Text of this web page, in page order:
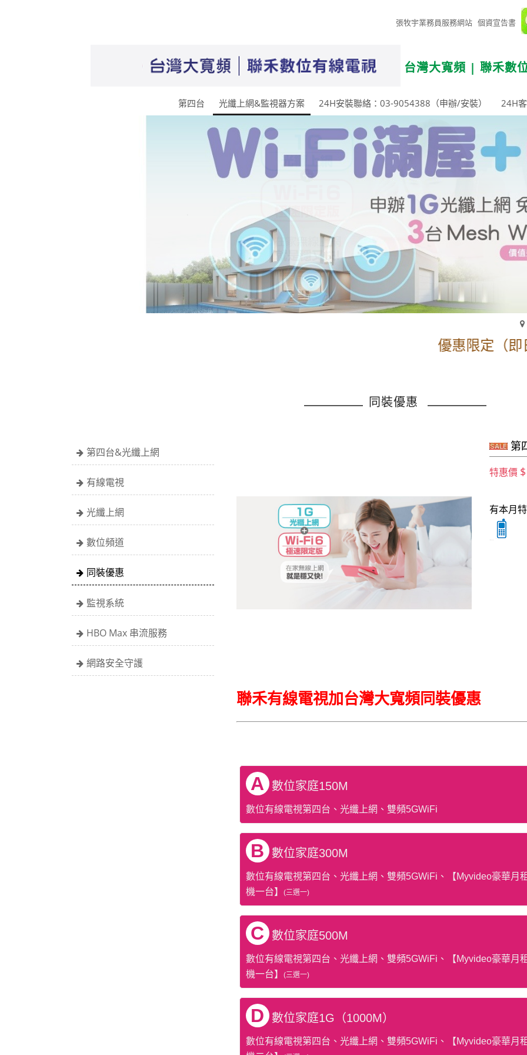
張牧宇業務員服務網站 個資宣告書
台灣大寬頻 | 聯禾數
第四台 光纖上網&監視器方案 24H安裝聯絡：03-9054388（申辦/安裝） 24H
優惠限定（即日
同裝優惠
第四台&光纖上網
有線電視
光纖上網
數位頻道
同裝優惠
監視系統
HBO Max 串流服務
網路安全守護
第
特惠價
有本月
聯禾有線電視加台灣大寬頻同裝優惠
A 數位家庭150M
數位有線電視第四台、光纖上網、 雙頻5GWiFi
B 數位家庭300M
數位有線電視第四台、光纖上網、雙頻5GWiFi、【Myvideo豪華月
機一台】
(三選一)
C 數位家庭500M
數位有線電視第四台、光纖上網、雙頻5GWiFi、【Myvideo豪華月
機一台】
(三選一)
D 數位家庭1G（1000M）
數位有線電視第四台、光纖上網、雙頻5GWiFi、【Myvideo豪華月